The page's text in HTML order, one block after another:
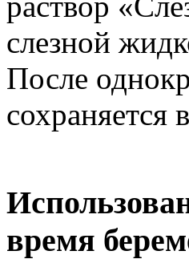
слезной
После
сохраняется
время